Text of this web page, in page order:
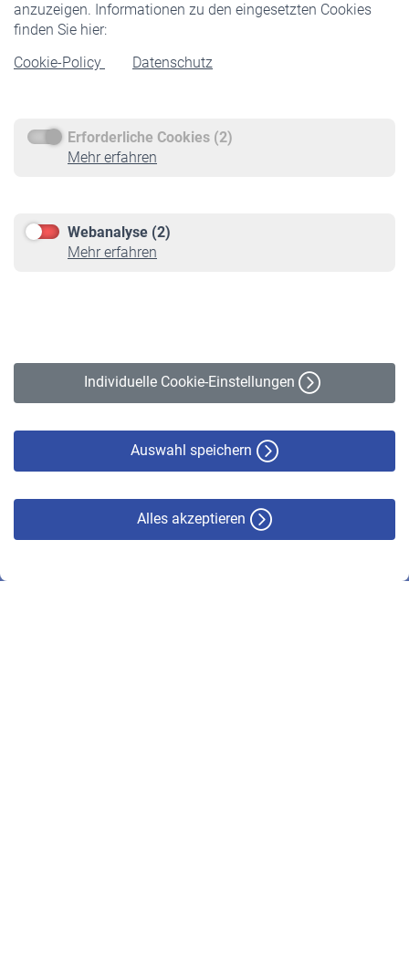
anzuzeigen. Informationen zu den eingesetzten Cookies
finden Sie hier:
Cookie-Policy
Datenschutz
Erforderliche Cookies (2)
Mehr erfahren
Webanalyse (2)
Mehr erfahren
Individuelle Cookie-Einstellungen
Auswahl speichern
Alles akzeptieren
Rentner
Rentenbeginn
Rente beantragen
Service
Informationen
Online-Rechner
VBLnewsletter
Erklärung zur Barrierefreiheit
© VBL 2026